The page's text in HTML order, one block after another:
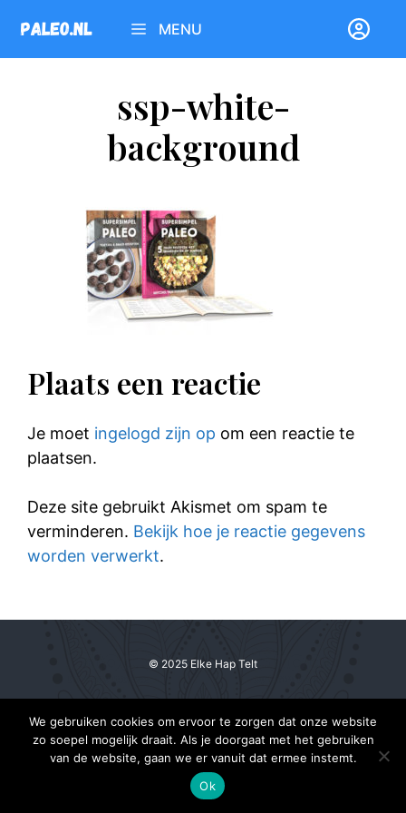
naar
de
MENU
ssp-white-
background
Plaats een reactie
Je moet ingelogd zijn op om een reactie te
plaatsen.
Deze site gebruikt Akismet om spam te
verminderen. Bekijk hoe je reactie gegevens
worden verwerkt.
© 2025 Elke Hap Telt
We gebruiken cookies om ervoor te zorgen dat onze website
zo soepel mogelijk draait. Als je doorgaat met het gebruiken
van de website, gaan we er vanuit dat ermee instemt.
Ok